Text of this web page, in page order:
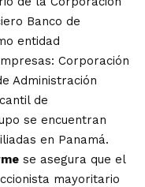
Banco de
entidad
Corporación
Administración
de
se encuentran
en Panamá.
se asegura que el
mayoritario